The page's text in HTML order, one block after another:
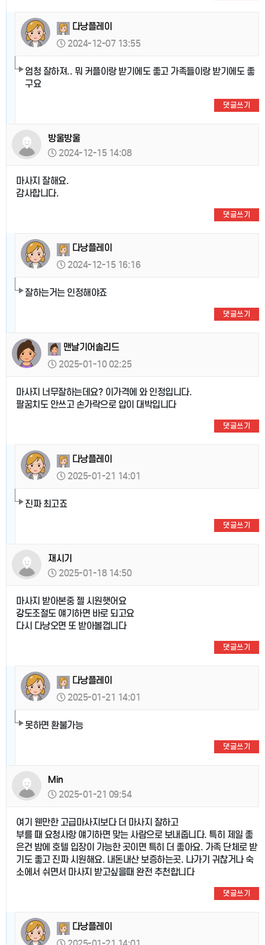
다낭플레이
2024-12-07 13:55
엄청 잘하져.. 뭐 커플이랑 받기에도 좋고 가족들이랑 받기에도 좋
구요
댓글쓰기
방울방울
2024-12-15 14:08
마사지 잘해요.
감사합니다.
댓글쓰기
다낭플레이
2024-12-15 16:16
잘하는거는 인정해야죠
댓글쓰기
맨날기어솔리드
2025-01-10 02:25
마사지 너무잘하는데요? 이가격에 와 인정입니다.
팔꿈치도 안쓰고 손가락으로 압이 대박입니다
댓글쓰기
다낭플레이
2025-01-21 14:01
진짜 최고죠
댓글쓰기
재시기
2025-01-18 14:50
마사지 받아본중 젤 시원햇어요
강도조절도 얘기하면 바로 되고요
다시 다낭오면 또 받아볼껍니다
댓글쓰기
다낭플레이
2025-01-21 14:01
못하면 환불가능
댓글쓰기
Min
2025-01-21 09:54
여기 웬만한 고급마사지보다 더 마사지 잘하고
부를 때 요청사항 얘기하면 맞는 사람으로 보내줍니다. 특히 제일 좋
은건 밤에 호텔 입장이 가능한 곳이면 특히 더 좋아요. 가족 단체로 받
기도 좋고 진짜 시원해요. 내돈내산 보증하는곳. 나가기 귀찮거나 숙
소에서 쉬면서 마사지 받고싶을때 완전 추천합니다
댓글쓰기
다낭플레이